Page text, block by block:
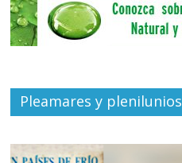
Pleamares y plenilunios